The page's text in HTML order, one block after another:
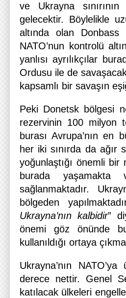
ve Ukrayna sınırının
gelecektir. Böylelikle
altında olan
NATO’nun kontrolü
yanlısı ayrılıkçılar
Ordusu ile de
kapsamlı bir savaşın
Peki Donetsk bölgesi
rezervinin 100 milyon
burası Avrupa’nın
her iki sınırda da ağır
yoğunlaştığı önemli bir
burada
sağlanmaktadır.
bölgeden
Ukrayna’nın kalbidir”
önemi göz önünde
kullanıldığı ortaya
Ukrayna’nın
derece nettir. Genel
katılacak ülkeleri